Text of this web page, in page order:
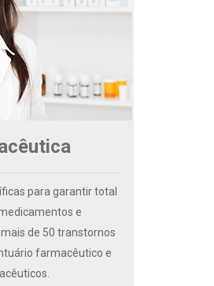
para garantir total
e
de 50 transtornos
farmacêutico e